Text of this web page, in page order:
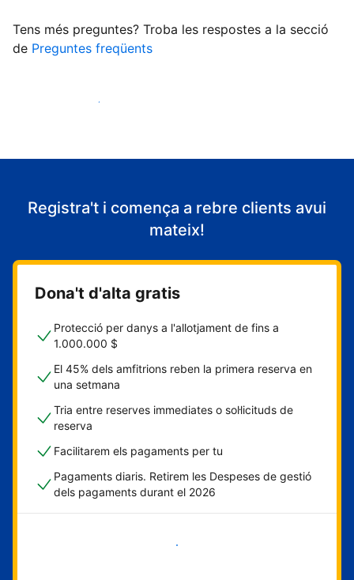
Tens més preguntes? Troba les respostes a la secció
de Preguntes freqüents
Comença a rebre clients
Registra't i comença a rebre clients avui
mateix!
Dona't d'alta gratis
Protecció per danys a l'allotjament de fins a
1.000.000 $
El 45% dels amfitrions reben la primera reserva en
una setmana
Tria entre reserves immediates o sol·licituds de
reserva
Facilitarem els pagaments per tu
Pagaments diaris. Retirem les Despeses de gestió
dels pagaments durant el 2026
Comença ara